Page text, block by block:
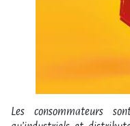
Les consommateurs